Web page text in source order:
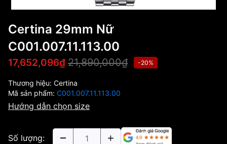
Certina 29mm Nữ
C001.007.11.113.00
17,652,096₫ 21,890,000₫ -20%
Thương hiệu: Certina
Mã sản phẩm: C001.007.11.113.00
Hướng dẫn chọn size
Số lượng: